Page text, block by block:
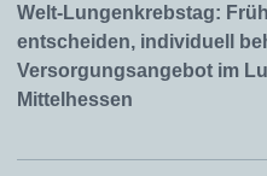
Welt-Lungenkrebstag:
entscheiden, individuell
Versorgungsangebot im
Mittelhessen